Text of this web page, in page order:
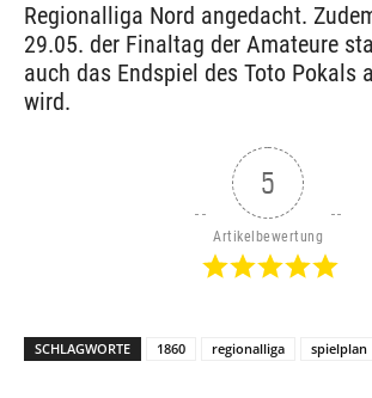
Regionalliga Nord angedacht.
29.05. der Finaltag der Amateure
auch das Endspiel des Toto Pokals
wird.
5
Artikelbewertung
SCHLAGWORTE 1860 regionalliga spielplan